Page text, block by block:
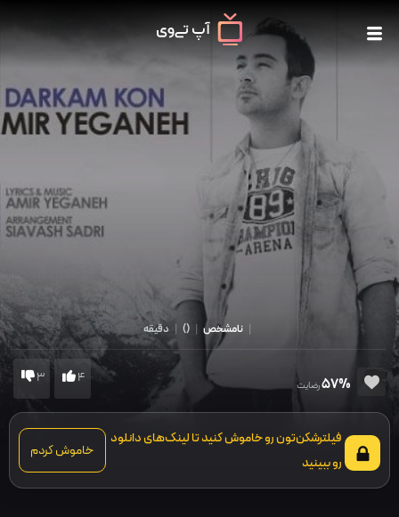
| نامشخص |
()
| دقیقه
57%رضایت 4
3
فیلترشکن‌تون رو خاموش کنید تا لینک‌های دانلود
رو ببینید
خاموش کردم